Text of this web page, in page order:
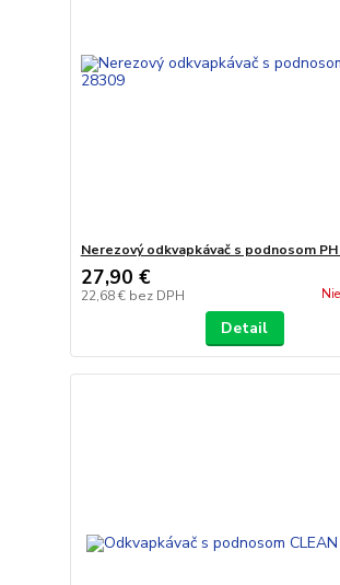
Nerezový odkvapkávač s podnosom PH
27,90 €
22,68 € bez DPH
Detail